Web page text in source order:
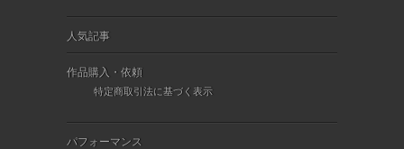
人気記事
作品購入・依頼
特定商取引法に基づく表示
パフォーマンス